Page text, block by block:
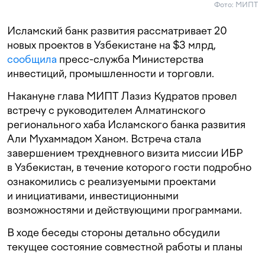
Фото: МИПТ
Исламский банк развития рассматривает 20
новых проектов в Узбекистане на $3 млрд,
сообщила пресс-служба Министерства
инвестиций, промышленности и торговли.
Накануне глава МИПТ Лазиз Кудратов провел
встречу с руководителем Алматинского
регионального хаба Исламского банка развития
Али Мухаммадом Ханом. Встреча стала
завершением трехдневного визита миссии ИБР
в Узбекистан, в течение которого гости подробно
ознакомились с реализуемыми проектами
и инициативами, инвестиционными
возможностями и действующими программами.
В ходе беседы стороны детально обсудили
текущее состояние совместной работы и планы